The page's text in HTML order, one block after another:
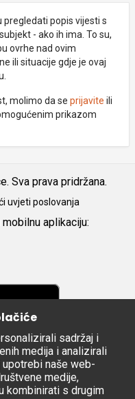
pregledati popis vijesti s
- ako ih ima. To su,
ovrhe nad ovim
ili situacije gdje je ovaj
molimo da se prijavite ili
prikazom
Sva prava pridržana.
uvjeti poslovanja
aplikaciju:
sadržaj i
medija i analizirali
naše web-
medije,
kombinirati s drugim